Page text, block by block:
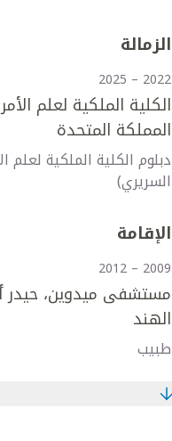
الزمالة
2022 – 2025
الكلية الملكية لعلم
المملكة المتحدة
دبلوم الكلية الملكية لعلم
السريري)
الإقامة
2009 – 2012
مستشفى ميدوين، حيدر
الهند
طبيب